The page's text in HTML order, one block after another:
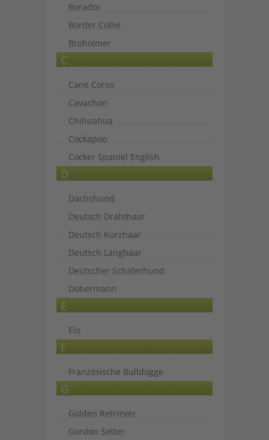
Borador
Border Collie
Broholmer
C
Cane Corso
Cavachon
Chihuahua
Cockapoo
Cocker Spaniel English
D
Dachshund
Deutsch Drahthaar
Deutsch Kurzhaar
Deutsch Langhaar
Deutscher Schäferhund
Dobermann
E
Elo
F
Französische Bulldogge
G
Golden Retriever
Gordon Setter